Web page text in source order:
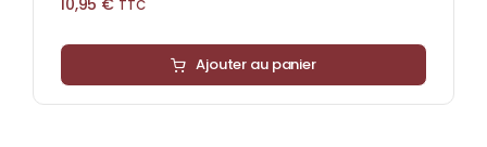
10,95 € TTC
Ajouter au panier